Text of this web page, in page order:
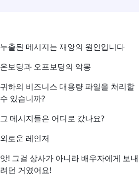
누출된 메시지는 재앙의 원인입니다
온보딩과 오프보딩의 악몽
귀하의 비즈니스 대용량 파일을 처리할
수 있습니까?
그 메시지들은 어디로 갔나요?
외로운 레인저
앗! 그걸 상사가 아니라 배우자에게 보내
려던 거였어요!